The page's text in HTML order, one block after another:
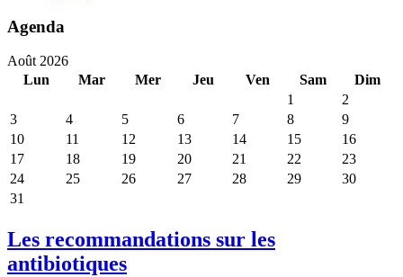
Agenda
Août 2026
Lun
Mar Mer Jeu Ven Sam
Dim
1
2
3
4 5 6 7 8
9
10
11 12 13 14 15
16
17
18 19 20 21 22
23
24
25 26 27 28 29
30
31
Les recommandations sur les
antibiotiques